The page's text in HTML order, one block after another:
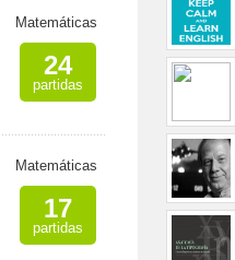
Matemáticas
24
partidas
Matemáticas
17
partidas